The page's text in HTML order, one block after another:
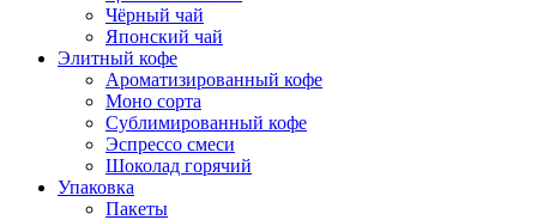
Чёрный чай
Японский чай
Элитный кофе
Ароматизированный кофе
Моно сорта
Сублимированный кофе
Эспрессо смеси
Шоколад горячий
Упаковка
Пакеты